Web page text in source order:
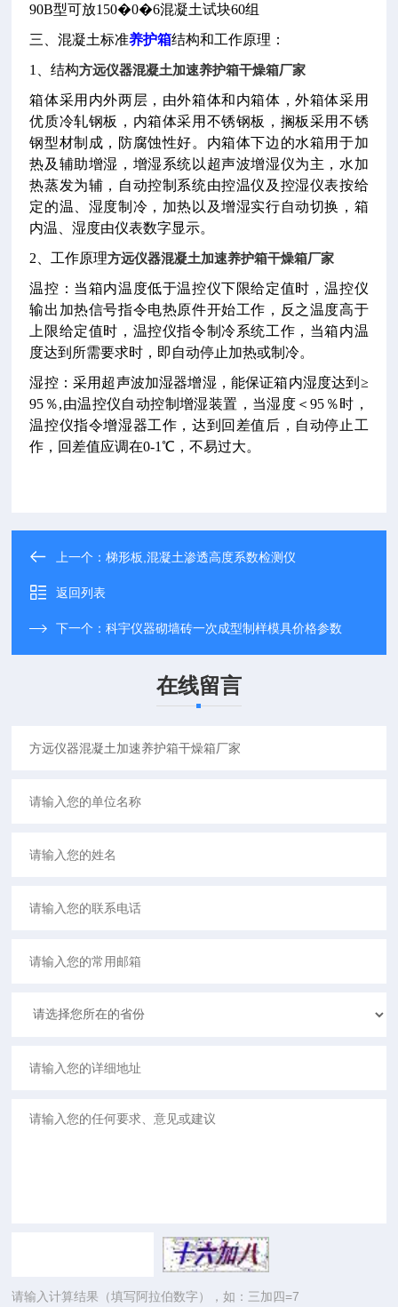
90B型可放150�0�6混凝土试块60组
三、混凝土标准养护箱结构和工作原理：
1
、结构方远仪器混凝土加速养护箱干燥箱厂家
箱体采用内外两层，由外箱体和内箱体，外箱体采用
优质冷轧钢板，内箱体采用不锈钢板，搁板采用不锈
钢型材制成，防腐蚀性好。内箱体下边的水箱用于加
热及辅助增湿，增湿系统以超声波增湿仪为主，水加
热蒸发为辅，自动控制系统由控温仪及控湿仪表按给
定的温、湿度制冷，加热以及增湿实行自动切换，箱
内温、湿度由仪表数字显示。
2 、工作原理方远仪器混凝土加速养护箱干燥箱厂家
温控：当箱内温度低于温控仪下限给定值时，温控仪
输出加热信号指令电热原件开始工作，反之温度高于
上限给定值时，温控仪指令制冷系统工作，当箱内温
度达到所需要求时，即自动停止加热或制冷。
湿控：采用超声波加湿器增湿，能保证箱内湿度达到 ≥
95 ％,由温控仪自动控制增湿装置，当湿度＜95 ％时，
温控仪指令增湿器工作，达到回差值后，自动停止工
作，回差值应调在0-1℃ ，不易过大。
上一个：梯形板,混凝土渗透高度系数检测仪
返回列表
下一个：科宇仪器砌墙砖一次成型制样模具价格参数
在线留言
请输入计算结果（填写阿拉伯数字），如：三加四=7